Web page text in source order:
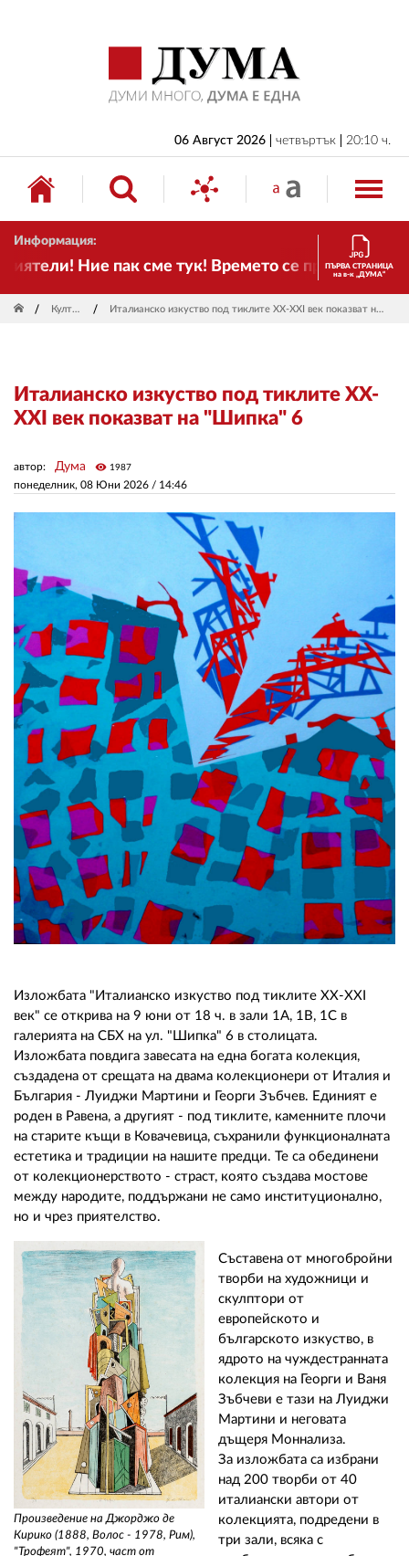
06 Август 2026 четвъртък 20:10 ч.
Информация:
Ние пак сме тук! Времето се променя иПЪРВА СТРАНИЦА
на в-к „ДУМА“
Култура Италианско изкуство под тиклите ХX-ХXI век показват на "Шипка" 6
Италианско изкуство под тиклите ХX-
ХXI век показват на "Шипка" 6
понеделник, 08 Юни 2026 / 14:46
автор: Дума visibility 1987
Изложбата "Италианско изкуство под тиклите ХХ-ХХI
век" се открива на 9 юни от 18 ч. в зали 1А, 1B, 1С в
галерията на СБХ на ул. "Шипка" 6 в столицата.
Изложбата повдига завесата на една богата колекция,
създадена от срещата на двама колекционери от Италия и
България - Луиджи Мартини и Георги Зъбчев. Единият е
роден в Равена, а другият - под тиклите, каменните плочи
на старите къщи в Ковачевица, съхранили функционалната
естетика и традиции на нашите предци. Те са обединени
от колекционерството - страст, която създава мостове
между народите, поддържани не само институционално,
но и чрез приятелство.
Произведение на Джорджо де
Кирико (1888, Волос - 1978, Рим),
"Трофеят", 1970, част от
Съставена от многобройни
творби на художници и
скулптори от
европейското и
българското изкуство, в
ядрото на чуждестранната
колекция на Георги и Ваня
Зъбчеви е тази на Луиджи
Мартини и неговата
дъщеря Моннализа.
За изложбата са избрани
над 200 творби от 40
италиански автори от
колекцията, подредени в
три зали, всяка с
БЪЛГАРИЯ
ИКОНОМИКА
ИЗБОРИ
СВЯТ
ДРУГИ
АВТОРИ
РЕДАКЦИЯ
КОНТАКТИ
РЕКЛАМА
АБОНАМЕНТ
УСЛОВИЯ ЗА ПОЛЗВАНЕ
ПОЛИТИКА ЗА БИСКВИТКИТЕ
ПОЛИТИКАТА ЗА
ПОВЕРИТЕЛНОСТ
02 975 20 35